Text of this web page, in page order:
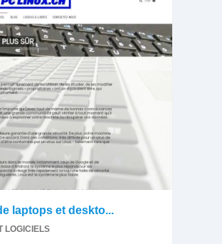
laptops et deskto...
LOGICIELS